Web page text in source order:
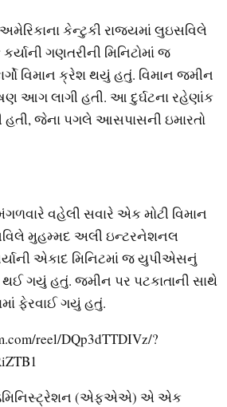
કેન્ટુકી રાજ્યમાં લુઇસવિલે
ગણતરીની મિનિટોમાં જ
વિમાન ક્રેશ થયું હતું. વિમાન જમીન
આગ લાગી હતી. આ દુર્ઘટના રહેણાંક
હતી, જેના પગલે આસપાસની ઇમારતો
વહેલી સવારે એક મોટી વિમાન
મુહમ્મદ અલી ઇન્ટરનેશનલ
એકાદ મિનિટમાં જ યુપીએસનું
થઈ ગયું હતું. જમીન પર પટકાતાની સાથે
ફેરવાઈ ગયું હતું.
reel/DQp3dTTDIVz/?
(એફએએ) એ એક